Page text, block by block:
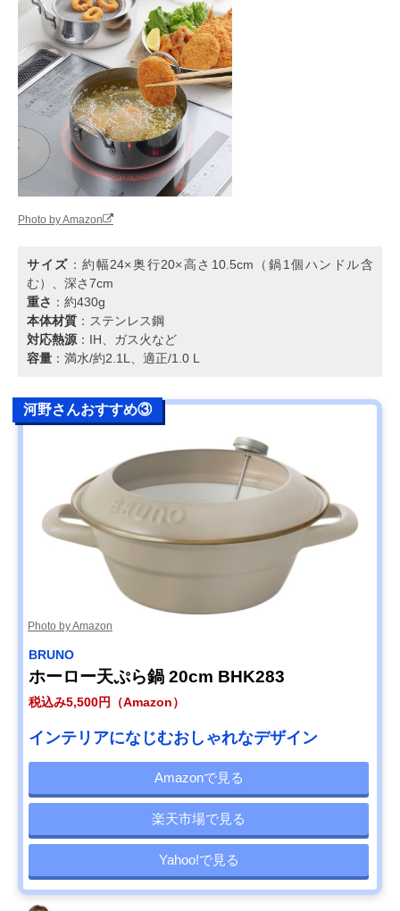
Photo by Amazon
サイズ ：約幅24×奥行20×高さ10.5cm（鍋1個ハンドル含
む）、深さ7cm
重さ ：約430g
本体材質 ：ステンレス鋼
対応熱源 ：IH、ガス火など
容量 ：満水/約2.1L、適正/1.0 L
河野さんおすすめ③
Photo by Amazon
BRUNO
ホーロー天ぷら鍋 20cm BHK283
税込み5,500円（Amazon）
インテリアになじむおしゃれなデザイン
Amazonで見る
楽天市場で見る
Yahoo!で見る